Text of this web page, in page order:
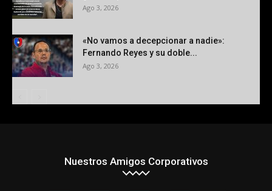
Ago 3, 2026
«No vamos a decepcionar a nadie»:
Fernando Reyes y su doble...
Ago 3, 2026
Nuestros Amigos Corporativos